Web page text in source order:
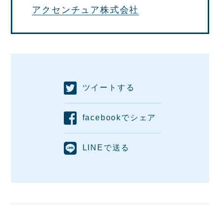
アクセンチュア株式会社
ツイートする
facebookでシェア
LINEで送る